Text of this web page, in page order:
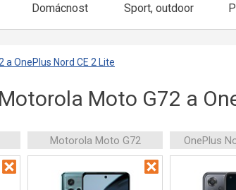
Domácnost Sport, outdoor
OnePlus Nord CE 2 Lite
Moto G72 a
Motorola Moto G72 OnePlus